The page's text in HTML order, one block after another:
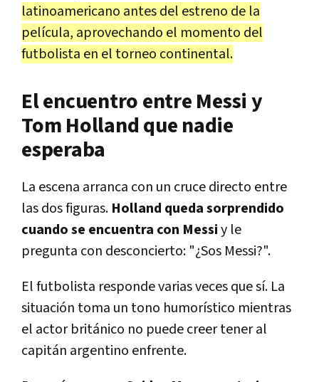
latinoamericano antes del estreno de la
película, aprovechando el momento del
futbolista en el torneo continental.
El encuentro entre Messi y
Tom Holland que nadie
esperaba
La escena arranca con un cruce directo entre
las dos figuras. Holland queda sorprendido
cuando se encuentra con Messiy le
pregunta con desconcierto: "¿Sos Messi?".
El futbolista responde varias veces que sí. La
situación toma un tono humorístico mientras
el actor británico no puede creer tener al
capitán argentino enfrente.